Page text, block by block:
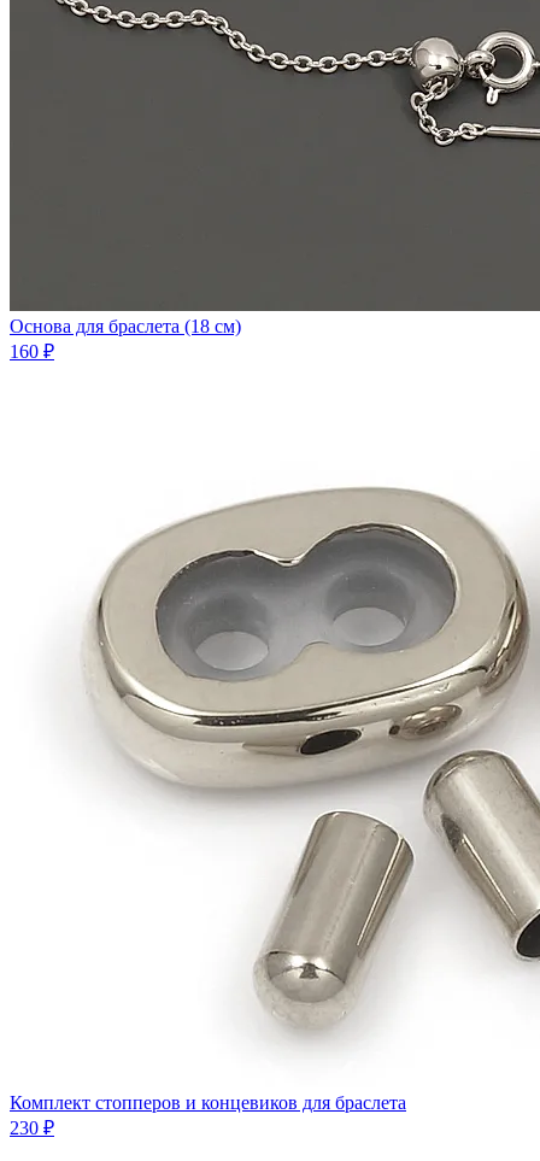
Основа для браслета (18 см)
160 ₽
Комплект стопперов и концевиков для браслета
230 ₽